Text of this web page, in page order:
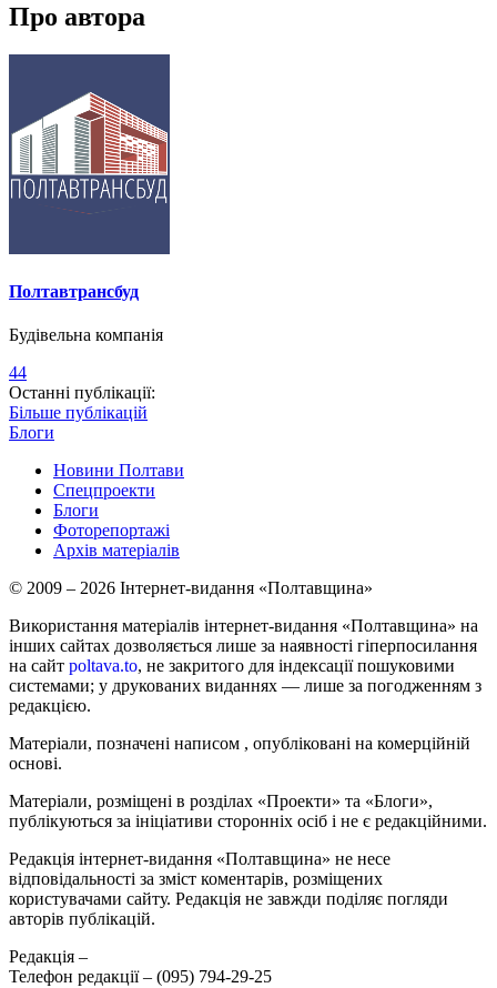
Про автора
Полтавтрансбуд
Будівельна компанія
44
Останні публікації:
Більше публікацій
Блоги
Новини Полтави
Спецпроекти
Блоги
Фоторепортажі
Архів матеріалів
© 2009 – 2026 Інтернет-видання «Полтавщина»
Використання матеріалів інтернет-видання «Полтавщина» на
інших сайтах дозволяється лише за наявності гіперпосилання
на сайт poltava.to, не закритого для індексації пошуковими
системами; у друкованих виданнях — лише за погодженням з
редакцією.
Матеріали, позначені написом , опубліковані на комерційній
основі.
Матеріали, розміщені в розділах «Проекти» та «Блоги»,
публікуються за ініціативи сторонніх осіб і не є редакційними.
Редакція інтернет-видання «Полтавщина» не несе
відповідальності за зміст коментарів, розміщених
користувачами сайту. Редакція не завжди поділяє погляди
авторів публікацій.
Редакція –
Телефон редакції – (095) 794-29-25